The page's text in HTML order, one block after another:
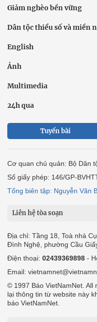
Giảm nghèo bền vững
Dân tộc thiểu số và miền
English
Ảnh
Multimedia
24h qua
Tuyến bài
Cơ quan chủ quản: Bộ Dân
Số giấy phép: 146/GP-
Tổng biên tập: Nguyễn Văn
Liên hệ tòa soạn
Địa chỉ: Tầng 18, Toà nhà
Đình Nghệ, phường Cầu
Điện thoại: 02439369898 -
Email:
© 1997 Báo VietNamNet. All
lại thông tin từ website này
báo VietNamNet.